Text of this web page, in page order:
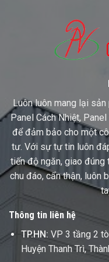
Luôn luôn mang lại
Panel Cách Nhiệt,
để đảm bảo cho một
tư. Với sự tự tin luôn
tiến độ ngăn, giao đúng
chu đáo, cẩn thận, luôn
Thông tin liên hệ
TP.HN: VP 3 tầng 2
Huyện Thanh Trì,